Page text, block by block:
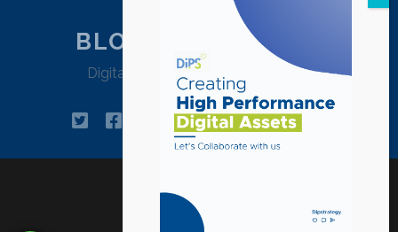
BLOG DIPSTRATEGY
Digital Agency Jakarta – Indonesia
twitterfacebookinstagram
linkedin
tiktokpinterest
youtube